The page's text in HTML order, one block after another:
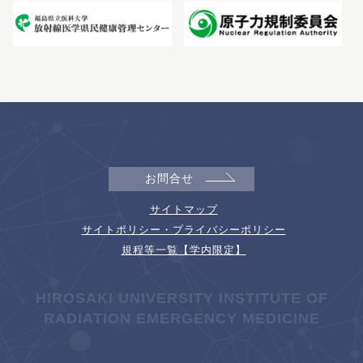
お問合せ
サイトマップ
サイトポリシー・プライバシーポリシー
規程等一覧【学内限定】
HIROSAKI UNIVERSITY INSTITUTE OF
RADIATION EMERGENCY MEDICINE